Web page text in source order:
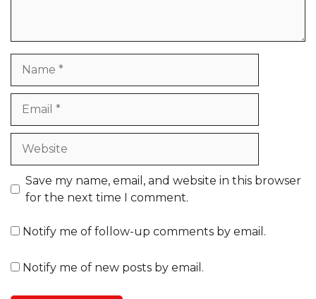
Save my name, email, and website in this browser
for the next time I comment.
Notify me of follow-up comments by email.
Notify me of new posts by email.